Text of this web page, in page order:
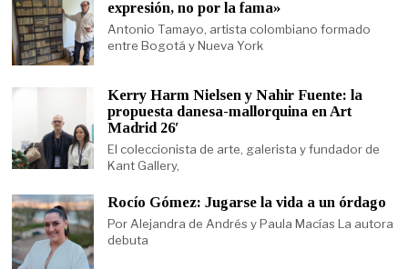
expresión, no por la fama»
Antonio Tamayo, artista colombiano formado
entre Bogotá y Nueva York
Kerry Harm Nielsen y Nahir Fuente: la
propuesta danesa-mallorquina en Art
Madrid 26′
El coleccionista de arte, galerista y fundador de
Kant Gallery,
Rocío Gómez: Jugarse la vida a un órdago
Por Alejandra de Andrés y Paula Macías La autora
debuta